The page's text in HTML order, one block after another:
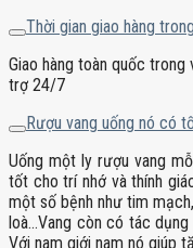
Thời gian giao hàng
Giao hàng toàn quốc trong
trợ 24/7
Rượu vang uống nó có
Uống một ly rượu vang
tốt cho trí nhớ và thính
một số bệnh như tim
loà…Vang còn có tác
Với nam giới nam nó giúp